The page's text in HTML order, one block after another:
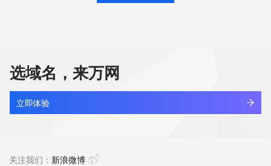
选域名，来万网
立即体验
关注我们： 新浪微博